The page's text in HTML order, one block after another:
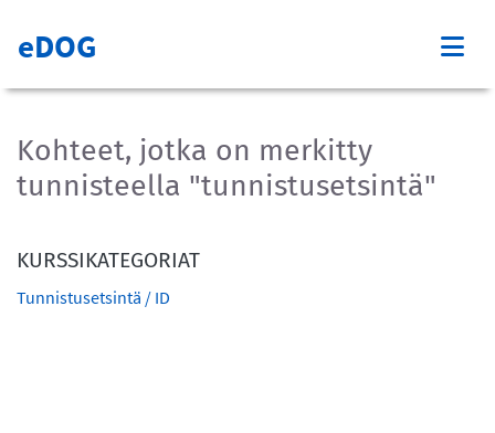
eDOG
Kohteet, jotka on merkitty
tunnisteella "tunnistusetsintä"
KURSSIKATEGORIAT
Tunnistusetsintä / ID